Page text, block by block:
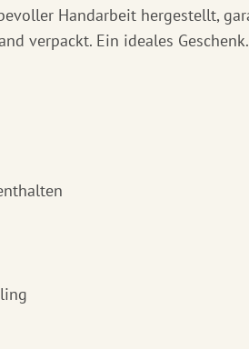
Handarbeit hergestellt,
verpackt. Ein ideales Geschenk.